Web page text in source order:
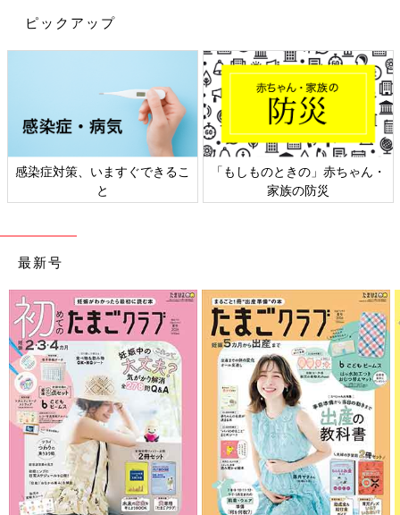
ピックアップ
感染症対策、いますぐできるこ
と
「もしものときの」赤ちゃん・
家族の防災
最新号